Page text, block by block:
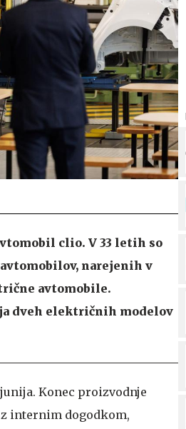
clio. V 33 letih so
narejenih v
avtomobile.
dveh električnih modelov
Konec proizvodnje
internim dogodkom,